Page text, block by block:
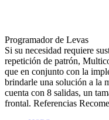
Programador de Levas
Si su necesidad requiere
repetición de patrón,
que en conjunto con la
brindarle una solución a la
cuenta con 8 salidas, un
frontal. Referencias